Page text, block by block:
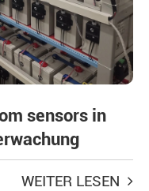
sensors in
WEITER LESEN